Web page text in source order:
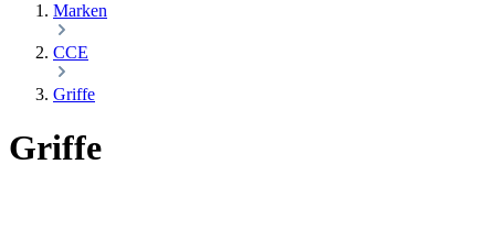
Marken
CCE
Griffe
Griffe